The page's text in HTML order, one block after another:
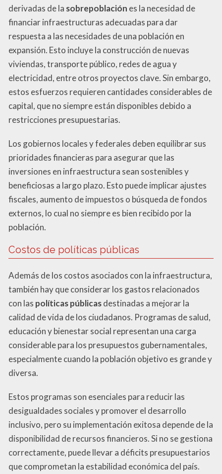
derivadas de la sobrepoblación es la necesidad de
financiar infraestructuras adecuadas para dar
respuesta a las necesidades de una población en
expansión. Esto incluye la construcción de nuevas
viviendas, transporte público, redes de agua y
electricidad, entre otros proyectos clave. Sin embargo,
estos esfuerzos requieren cantidades considerables de
capital, que no siempre están disponibles debido a
restricciones presupuestarias.
Los gobiernos locales y federales deben equilibrar sus
prioridades financieras para asegurar que las
inversiones en infraestructura sean sostenibles y
beneficiosas a largo plazo. Esto puede implicar ajustes
fiscales, aumento de impuestos o búsqueda de fondos
externos, lo cual no siempre es bien recibido por la
población.
Costos de políticas públicas
Además de los costos asociados con la infraestructura,
también hay que considerar los gastos relacionados
con las políticas públicasdestinadas a mejorar la
calidad de vida de los ciudadanos. Programas de salud,
educación y bienestar social representan una carga
considerable para los presupuestos gubernamentales,
especialmente cuando la población objetivo es grande y
diversa.
Estos programas son esenciales para reducir las
desigualdades sociales y promover el desarrollo
inclusivo, pero su implementación exitosa depende de la
disponibilidad de recursos financieros. Si no se gestiona
correctamente, puede llevar a déficits presupuestarios
que comprometan la estabilidad económica del país.